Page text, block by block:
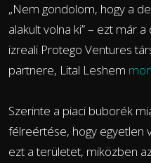
„Nem gondolom, hogy a
alakult volna ki” – ezt már
izreali Protego Ventures
partnere, Lital Leshem
Szerinte a piaci buborék
félreértése, hogy egyetlen
ezt a területet, miközben